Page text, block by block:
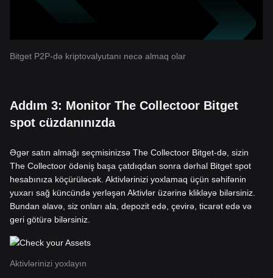
Bitget P2P-də kriptovalyutanı necə almaq olar
Addım 3: Monitor The Collectoor Bitget
spot cüzdanınızda
Əgər satın almağı seçmisinizsə The Collectoor Bitget-də, sizin
The Collectoor ödəniş başa çatdıqdan sonra dərhal Bitget spot
hesabınıza köçürüləcək. Aktivlərinizi yoxlamaq üçün səhifənin
yuxarı sağ küncündə yerləşən Aktivlər üzərinə klikləyə bilərsiniz.
Bundan əlavə, siz onları ala, depozit edə, çevirə, ticarət edə və
geri götürə bilərsiniz.
Aktivlərinizi yoxlayın